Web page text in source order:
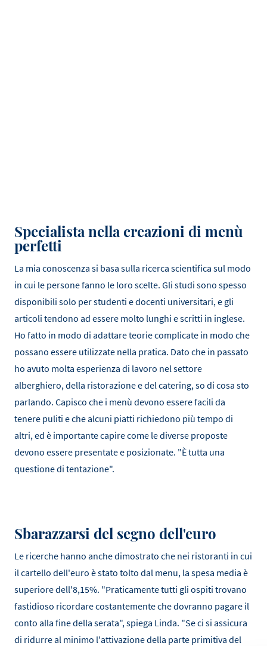
Specialista nella creazioni di menù
perfetti
La mia conoscenza si basa sulla ricerca scientifica sul modo
in cui le persone fanno le loro scelte. Gli studi sono spesso
disponibili solo per studenti e docenti universitari, e gli
articoli tendono ad essere molto lunghi e scritti in inglese.
Ho fatto in modo di adattare teorie complicate in modo che
possano essere utilizzate nella pratica. Dato che in passato
ho avuto molta esperienza di lavoro nel settore
alberghiero, della ristorazione e del catering, so di cosa sto
parlando. Capisco che i menù devono essere facili da
tenere puliti e che alcuni piatti richiedono più tempo di
altri, ed è importante capire come le diverse proposte
devono essere presentate e posizionate. "È tutta una
questione di tentazione".
Sbarazzarsi del segno dell'euro
Le ricerche hanno anche dimostrato che nei ristoranti in cui
il cartello dell'euro è stato tolto dal menu, la spesa media è
superiore dell'8,15%. "Praticamente tutti gli ospiti trovano
fastidioso ricordare costantemente che dovranno pagare il
conto alla fine della serata", spiega Linda. "Se ci si assicura
di ridurre al minimo l'attivazione della parte primitiva del